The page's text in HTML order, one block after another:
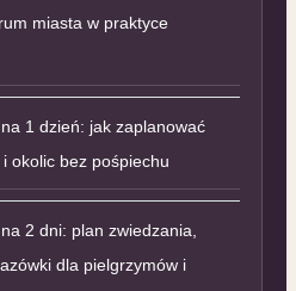
miasta w praktyce
1 dzień: jak zaplanować
okolic bez pośpiechu
2 dni: plan zwiedzania,
dla pielgrzymów i